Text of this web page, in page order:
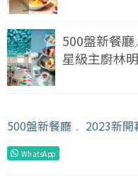
500盤新餐
星級主廚林
500盤新餐廳 ﹒ 2023新開
WhatsApp